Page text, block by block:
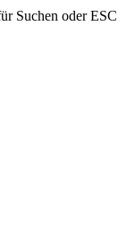
Suchen oder ESC